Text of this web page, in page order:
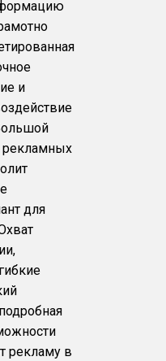
и
для
рекламу в